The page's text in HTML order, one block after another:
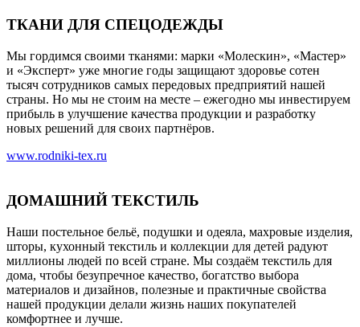
ТКАНИ ДЛЯ СПЕЦОДЕЖДЫ
Мы гордимся своими тканями: марки «Молескин», «Мастер»
и «Эксперт» уже многие годы защищают здоровье сотен
тысяч сотрудников самых передовых предприятий нашей
страны. Но мы не стоим на месте – ежегодно мы инвестируем
прибыль в улучшение качества продукции и разработку
новых решений для своих партнёров.
www.rodniki-tex.ru
ДОМАШНИЙ ТЕКСТИЛЬ
Наши постельное бельё, подушки и одеяла, махровые изделия,
шторы, кухонный текстиль и коллекции для детей радуют
миллионы людей по всей стране. Мы создаём текстиль для
дома, чтобы безупречное качество, богатство выбора
материалов и дизайнов, полезные и практичные свойства
нашей продукции делали жизнь наших покупателей
комфортнее и лучше.